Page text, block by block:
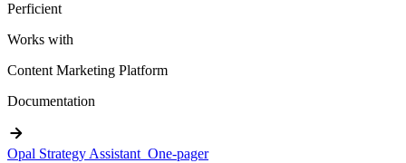
Perficient
Works with
Content Marketing Platform
Documentation
arrow_forward
Opal Strategy Assistant_One-pager